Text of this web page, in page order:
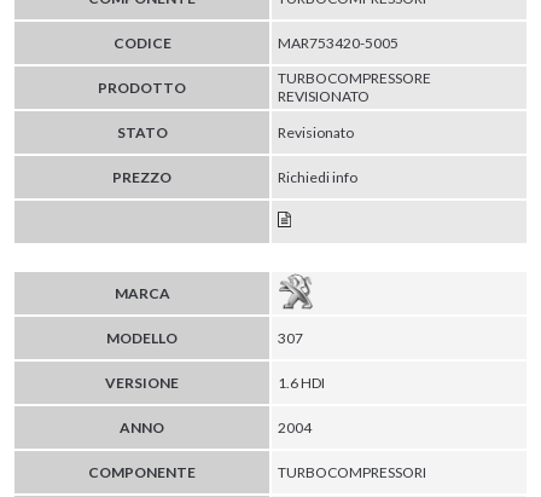
CODICE MAR753420-5005
PRODOTTO
TURBOCOMPRESSORE
REVISIONATO
STATO
Revisionato
PREZZO Richiedi info
MARCA
MODELLO 307
VERSIONE 1.6 HDI
ANNO 2004
COMPONENTE TURBOCOMPRESSORI